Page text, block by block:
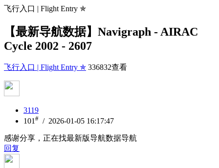
飞行入口 | Flight Entry ✯
【最新导航数据】Navigraph - AIRAC
Cycle 2002 - 2607
飞行入口 | Flight Entry ✯ 336832查看
3119
101 # / 2026-01-05 16:17:47
感谢分享，正在找最新版导航数据导航
回复